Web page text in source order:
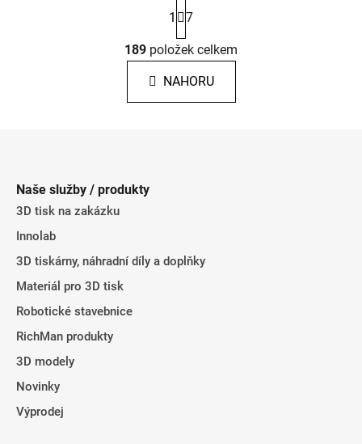
O
v
k
y
t
r
á
n
k
1 7
189 položek celkem
NAHORU
Naše služby / produkty
3D tisk na zakázku
Innolab
3D tiskárny, náhradní díly a doplňky
Materiál pro 3D tisk
Robotické stavebnice
RichMan produkty
3D modely
Novinky
Výprodej